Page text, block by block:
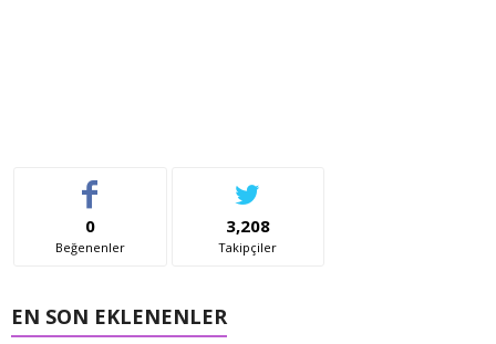
0
Beğenenler
3,208
Takipçiler
EN SON EKLENENLER